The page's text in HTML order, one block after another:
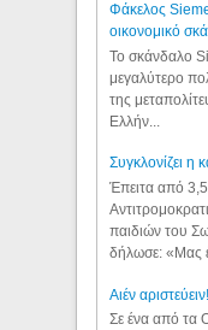
Φάκελος
οικονομικό
Το σκάνδαλο
μεγαλύτερο
της
Ελλήν...
Συγκλονίζει η
Έπειτα από
παιδιών του
δήλωσε: «Μας
Aιέν αριστεύειν!
Σε ένα από τα